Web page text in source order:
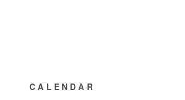
CALENDAR